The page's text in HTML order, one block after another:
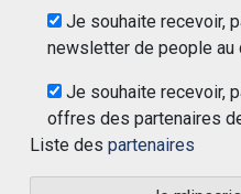
Je souhaite recevoir,
newsletter de people au
Je souhaite recevoir,
offres des partenaires
Liste des partenaires